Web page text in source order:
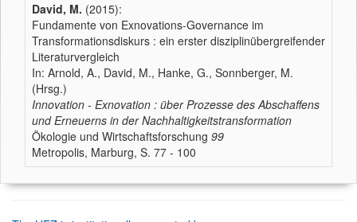
David, M. (2015):
Fundamente von Exnovations-Governance im
Transformationsdiskurs : ein erster disziplinübergreifender
Literaturvergleich
In: Arnold, A., David, M., Hanke, G., Sonnberger, M.
(Hrsg.)
Innovation - Exnovation : über Prozesse des Abschaffens
und Erneuerns in der Nachhaltigkeitstransformation
Ökologie und Wirtschaftsforschung 99
Metropolis, Marburg, S. 77 - 100